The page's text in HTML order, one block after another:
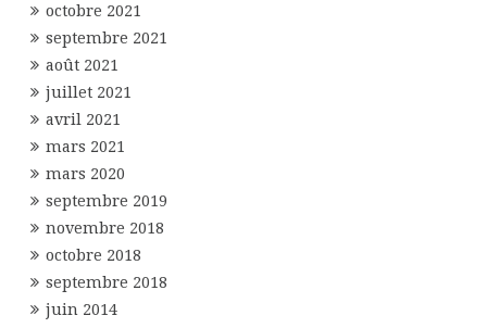
octobre 2021
septembre 2021
août 2021
juillet 2021
avril 2021
mars 2021
mars 2020
septembre 2019
novembre 2018
octobre 2018
septembre 2018
juin 2014